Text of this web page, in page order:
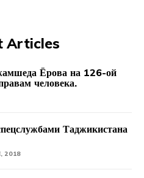
Articles
Ёрова на 126-ой
человека.
Таджикистана
2018